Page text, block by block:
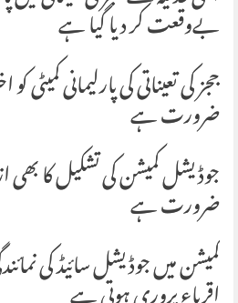
بےوقعت کر دیا گیا ہے
ججز کی تعیناتی کی پارلیمانی
ضرورت ہے
جوڈیشل کمیشن کی تشکیل کا بھی
ضرورت ہے
کمیشن میں جوڈیشل سائیڈ کی